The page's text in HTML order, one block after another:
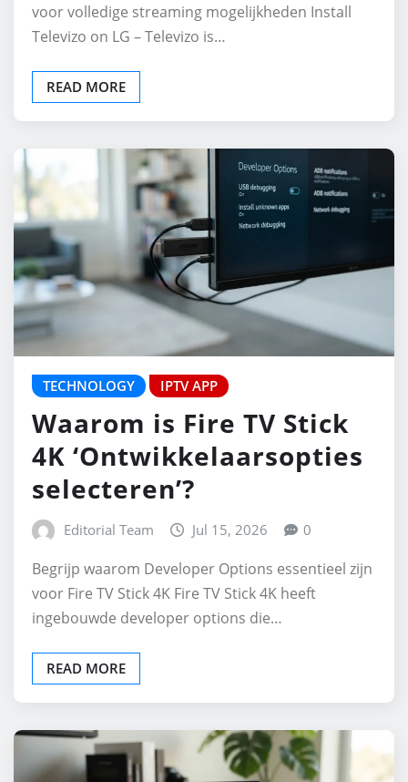
voor volledige streaming mogelijkheden Install
Televizo on LG – Televizo is…
READ MORE
TECHNOLOGY IPTV APP
Waarom is Fire TV Stick
4K ‘Ontwikkelaarsopties
selecteren’?
Editorial Team Jul 15, 2026 0
Begrijp waarom Developer Options essentieel zijn
voor Fire TV Stick 4K Fire TV Stick 4K heeft
ingebouwde developer options die…
READ MORE